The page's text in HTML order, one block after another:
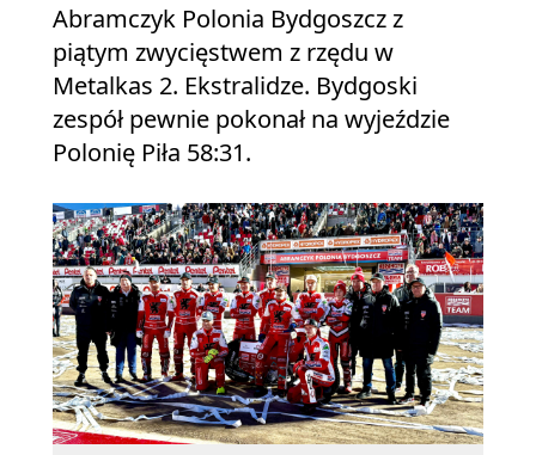
Abramczyk Polonia Bydgoszcz z
piątym zwycięstwem z rzędu w
Metalkas 2. Ekstralidze. Bydgoski
zespół pewnie pokonał na wyjeździe
Polonię Piła 58:31.